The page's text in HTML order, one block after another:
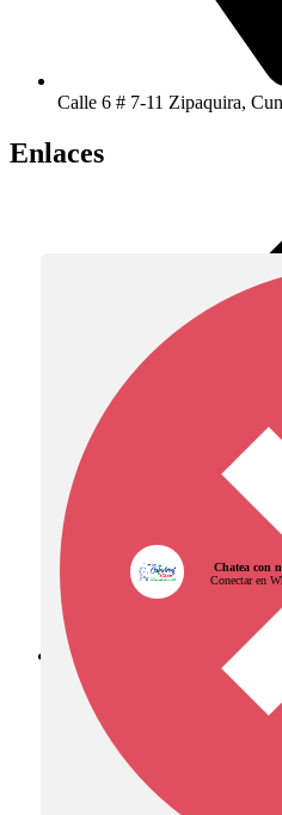
Calle 6 # 7-11 Zipaquira,
Enlaces
Diócesis de Zipaquirá
Chatea con
Conectar en